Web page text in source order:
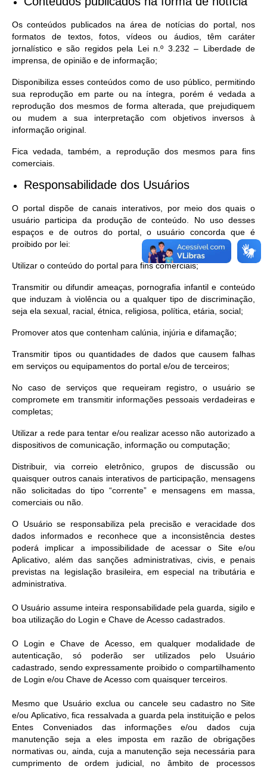
Os conteúdos publicados na área de notícias do portal, nos
formatos de textos, fotos, vídeos ou áudios, têm caráter
jornalístico e são regidos pela Lei n.º 3.232 – Liberdade de
imprensa, de opinião e de informação;
Disponibiliza esses conteúdos como de uso público, permitindo
sua reprodução em parte ou na íntegra, porém é vedada a
reprodução dos mesmos de forma alterada, que prejudiquem
ou mudem a sua interpretação com objetivos inversos à
informação original.
Fica vedada, também, a reprodução dos mesmos para fins
comerciais.
Responsabilidade dos Usuários
O portal dispõe de canais interativos, por meio dos quais o
usuário participa da produção de conteúdo. No uso desses
espaços e de outros do portal, o usuário concorda que é
proibido por lei:
Utilizar o conteúdo do portal para fins comerciais;
Transmitir ou difundir ameaças, pornografia infantil e conteúdo
que induzam à violência ou a qualquer tipo de discriminação,
seja ela sexual, racial, étnica, religiosa, política, etária, social;
Promover atos que contenham calúnia, injúria e difamação;
Transmitir tipos ou quantidades de dados que causem falhas
em serviços ou equipamentos do portal e/ou de terceiros;
No caso de serviços que requeiram registro, o usuário se
compromete em transmitir informações pessoais verdadeiras e
completas;
Utilizar a rede para tentar e/ou realizar acesso não autorizado a
dispositivos de comunicação, informação ou computação;
Distribuir, via correio eletrônico, grupos de discussão ou
quaisquer outros canais interativos de participação, mensagens
não solicitadas do tipo “corrente” e mensagens em massa,
comerciais ou não.
O Usuário se responsabiliza pela precisão e veracidade dos
dados informados e reconhece que a inconsistência destes
poderá implicar a impossibilidade de acessar o Site e/ou
Aplicativo, além das sanções administrativas, civis, e penais
previstas na legislação brasileira, em especial na tributária e
administrativa.
O Usuário assume inteira responsabilidade pela guarda, sigilo e
boa utilização do Login e Chave de Acesso cadastrados.
O Login e Chave de Acesso, em qualquer modalidade de
autenticação, só poderão ser utilizados pelo Usuário
cadastrado, sendo expressamente proibido o compartilhamento
de Login e/ou Chave de Acesso com quaisquer terceiros.
Mesmo que Usuário exclua ou cancele seu cadastro no Site
e/ou Aplicativo, fica ressalvada a guarda pela instituição e pelos
Entes Conveniados das informações e/ou dados cuja
manutenção seja a eles imposta em razão de obrigações
normativas ou, ainda, cuja a manutenção seja necessária para
cumprimento de ordem judicial, no âmbito de processos